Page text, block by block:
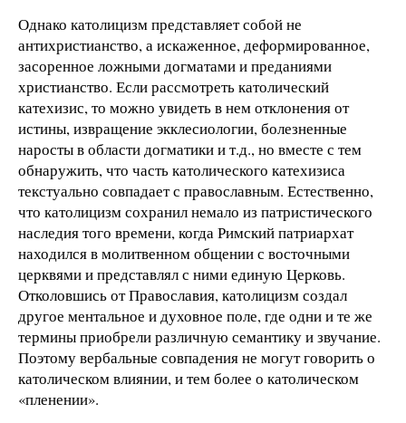
Однако католицизм представляет собой не
антихристианство, а искаженное, деформированное,
засоренное ложными догматами и преданиями
христианство. Если рассмотреть католический
катехизис, то можно увидеть в нем отклонения от
истины, извращение экклесиологии, болезненные
наросты в области догматики и т.д., но вместе с тем
обнаружить, что часть католического катехизиса
текстуально совпадает с православным. Естественно,
что католицизм сохранил немало из патристического
наследия того времени, когда Римский патриархат
находился в молитвенном общении с восточными
церквями и представлял с ними единую Церковь.
Отколовшись от Православия, католицизм создал
другое ментальное и духовное поле, где одни и те же
термины приобрели различную семантику и звучание.
Поэтому вербальные совпадения не могут говорить о
католическом влиянии, и тем более о католическом
«пленении».